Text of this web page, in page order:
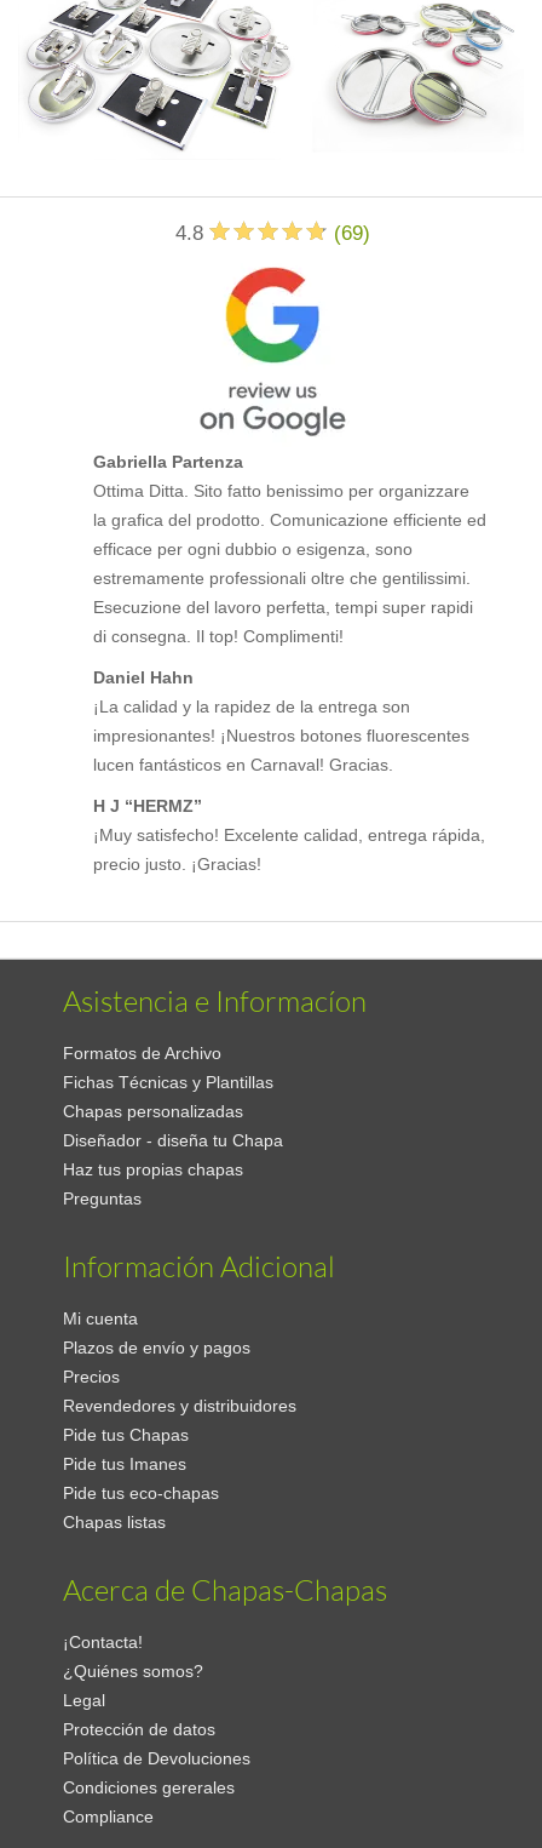
4.8 (69)
Gabriella Partenza
Ottima Ditta. Sito fatto benissimo per organizzare
la grafica del prodotto. Comunicazione efficiente ed
efficace per ogni dubbio o esigenza, sono
estremamente professionali oltre che gentilissimi.
Esecuzione del lavoro perfetta, tempi super rapidi
di consegna. Il top! Complimenti!
Daniel Hahn
¡La calidad y la rapidez de la entrega son
impresionantes! ¡Nuestros botones fluorescentes
lucen fantásticos en Carnaval! Gracias.
H J “HERMZ”
¡Muy satisfecho! Excelente calidad, entrega rápida,
precio justo. ¡Gracias!
Asistencia e Informacíon
Formatos de Archivo
Fichas Técnicas y Plantillas
Chapas personalizadas
Diseñador - diseña tu Chapa
Haz tus propias chapas
Preguntas
Información Adicional
Mi cuenta
Plazos de envío y pagos
Precios
Revendedores y distribuidores
Pide tus Chapas
Pide tus Imanes
Pide tus eco-chapas
Chapas listas
Acerca de Chapas-Chapas
¡Contacta!
¿Quiénes somos?
Legal
Protección de datos
Política de Devoluciones
Condiciones gererales
Compliance